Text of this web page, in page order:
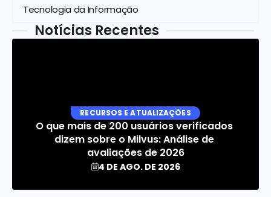
Tecnologia da Informação
Notícias Recentes
RECURSOS E ATUALIZAÇÕES
O que mais de 200 usuários verificados
dizem sobre o Milvus: Análise de
avaliações de 2026
4 DE AGO. DE 2026